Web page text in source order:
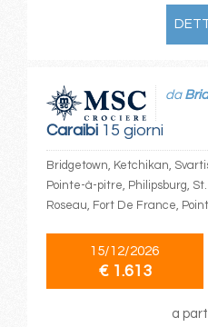
Caraibi15 giorni
da
Bridgetown, Ketchikan,
Pointe-à-pitre, Philipsburg,
Roseau, Fort De France,
15/12/2026
€ 1.613
a